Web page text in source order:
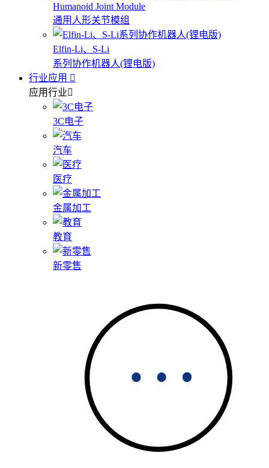
Humanoid Joint Module
通用人形关节模组
Elfin-Li、S-Li
系列协作机器人(锂电版)
行业应用
应用行业
3C电子
汽车
医疗
金属加工
教育
新零售